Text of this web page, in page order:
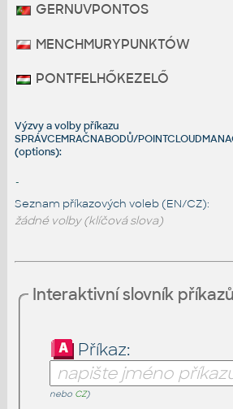
GERNUVPONTOS
MENCHMURYPUNKTÓW
PONTFELHŐKEZELŐ
Výzvy a volby příkazu
SPRÁVCEMRAČNABODŮ/
(options):
-
Seznam příkazových voleb (EN/CZ):
žádné volby (klíčová slova)
Interaktivní slovník
Příkaz:
nebo CZ)